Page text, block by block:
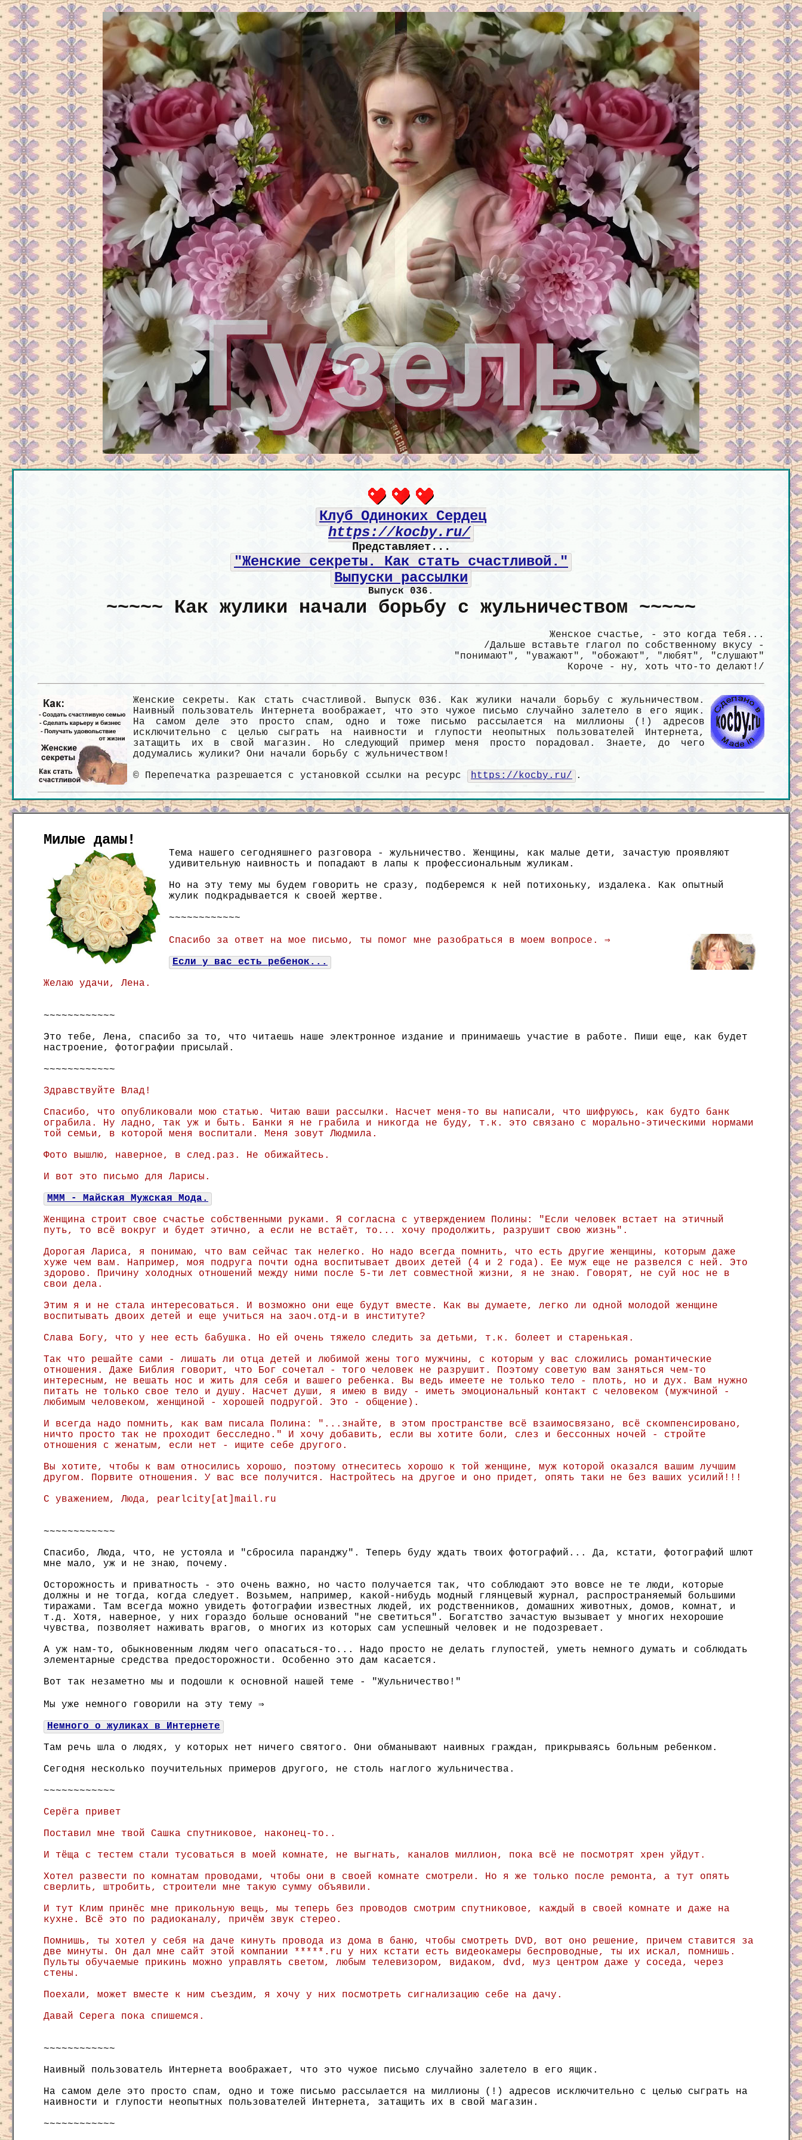
Клуб Одиноких Сердец
https://kocby.ru/
Представляет...
"Женские секреты. Как стать счастливой."
Выпуски рассылки
Выпуск 036.
~~~~~ Как жулики начали борьбу с жульничеством ~~~~~
Женское счастье, - это когда тебя...
/Дальше вставьте глагол по собственному вкусу -
"понимают", "уважают", "обожают", "любят", "слушают"
Короче - ну, хоть что-то делают!/
Женские секреты. Как стать счастливой. Выпуск 036. Как жулики начали борьбу с жульничеством.
Наивный пользователь Интернета воображает, что это чужое письмо случайно залетело в его ящик.
На самом деле это просто спам, одно и тоже письмо рассылается на миллионы (!) адресов
исключительно с целью сыграть на наивности и глупости неопытных пользователей Интернета,
затащить их в свой магазин. Но следующий пример меня просто порадовал. Знаете, до чего
додумались жулики? Они начали борьбу с жульничеством!
© Перепечатка разрешается с установкой ссылки на ресурс
https://kocby.ru/ .
Милые дамы!
Тема нашего сегодняшнего разговора - жульничество. Женщины, как малые дети, зачастую проявляют
удивительную наивность и попадают в лапы к профессиональным жуликам.
Но на эту тему мы будем говорить не сразу, подберемся к ней потихоньку, издалека. Как опытный
жулик подкрадывается к своей жертве.
~~~~~~~~~~~~
Спасибо за ответ на мое письмо, ты помог мне разобраться в моем вопросе. ⇒
Если у вас есть ребенок...
Желаю удачи, Лена.
~~~~~~~~~~~~
Это тебе, Лена, спасибо за то, что читаешь наше электронное издание и принимаешь участие в работе. Пиши еще, как будет
настроение, фотографии присылай.
~~~~~~~~~~~~
Здравствуйте Влад!
Спасибо, что опубликовали мою статью. Читаю ваши рассылки. Насчет меня-то вы написали, что шифруюсь, как будто банк
ограбила. Ну ладно, так уж и быть. Банки я не грабила и никогда не буду, т.к. это связано с морально-этическими нормами
той семьи, в которой меня воспитали. Меня зовут Людмила.
Фото вышлю, наверное, в след.раз. Не обижайтесь.
И вот это письмо для Ларисы.
МММ - Майская Мужская Мода.
Женщина строит свое счастье собственными руками. Я согласна с утверждением Полины: "Если человек встает на этичный
путь, то всё вокруг и будет этично, а если не встаёт, то... хочу продолжить, разрушит свою жизнь".
Дорогая Лариса, я понимаю, что вам сейчас так нелегко. Но надо всегда помнить, что есть другие женщины, которым даже
хуже чем вам. Например, моя подруга почти одна воспитывает двоих детей (4 и 2 года). Ее муж еще не развелся с ней. Это
здорово. Причину холодных отношений между ними после 5-ти лет совместной жизни, я не знаю. Говорят, не суй нос не в
свои дела.
Этим я и не стала интересоваться. И возможно они еще будут вместе. Как вы думаете, легко ли одной молодой женщине
воспитывать двоих детей и еще учиться на заоч.отд-и в институте?
Слава Богу, что у нее есть бабушка. Но ей очень тяжело следить за детьми, т.к. болеет и старенькая.
Так что решайте сами - лишать ли отца детей и любимой жены того мужчины, с которым у вас сложились романтические
отношения. Даже Библия говорит, что Бог сочетал - того человек не разрушит. Поэтому советую вам заняться чем-то
интересным, не вешать нос и жить для себя и вашего ребенка. Вы ведь имеете не только тело - плоть, но и дух. Вам нужно
питать не только свое тело и душу. Насчет души, я имею в виду - иметь эмоциональный контакт с человеком (мужчиной -
любимым человеком, женщиной - хорошей подругой. Это - общение).
И всегда надо помнить, как вам писала Полина: "...знайте, в этом пространстве всё взаимосвязано, всё скомпенсировано,
ничто просто так не проходит бесследно." И хочу добавить, если вы хотите боли, слез и бессонных ночей - стройте
отношения с женатым, если нет - ищите себе другого.
Вы хотите, чтобы к вам относились хорошо, поэтому отнеситесь хорошо к той женщине, муж которой оказался вашим лучшим
другом. Порвите отношения. У вас все получится. Настройтесь на другое и оно придет, опять таки не без ваших усилий!!!
С уважением, Люда, pearlcity[at]mail.ru
~~~~~~~~~~~~
Спасибо, Люда, что, не устояла и "сбросила паранджу". Теперь буду ждать твоих фотографий... Да, кстати, фотографий шлют
мне мало, уж и не знаю, почему.
Осторожность и приватность - это очень важно, но часто получается так, что соблюдают это вовсе не те люди, которые
должны и не тогда, когда следует. Возьмем, например, какой-нибудь модный глянцевый журнал, распространяемый большими
тиражами. Там всегда можно увидеть фотографии известных людей, их родственников, домашних животных, домов, комнат, и
т.д. Хотя, наверное, у них гораздо больше оснований "не светиться". Богатство зачастую вызывает у многих нехорошие
чувства, позволяет наживать врагов, о многих из которых сам успешный человек и не подозревает.
А уж нам-то, обыкновенным людям чего опасаться-то... Надо просто не делать глупостей, уметь немного думать и соблюдать
элементарные средства предосторожности. Особенно это дам касается.
Вот так незаметно мы и подошли к основной нашей теме - "Жульничество!"
Мы уже немного говорили на эту тему ⇒
Немного о жуликах в Интернете
Там речь шла о людях, у которых нет ничего святого. Они обманывают наивных граждан, прикрываясь больным ребенком.
Сегодня несколько поучительных примеров другого, не столь наглого жульничества.
~~~~~~~~~~~~
Серёга привет
Поставил мне твой Сашка спутниковое, наконец-то..
И тёща с тестем стали тусоваться в моей комнате, не выгнать, каналов миллион, пока всё не посмотрят хрен уйдут.
Хотел развести по комнатам проводами, чтобы они в своей комнате смотрели. Но я же только после ремонта, а тут опять
сверлить, штробить, строители мне такую сумму объявили.
И тут Клим принёс мне прикольную вещь, мы теперь без проводов смотрим спутниковое, каждый в своей комнате и даже на
кухне. Всё это по радиоканалу, причём звук стерео.
Помнишь, ты хотел у себя на даче кинуть провода из дома в баню, чтобы смотреть DVD, вот оно решение, причем ставится за
две минуты. Он дал мне сайт этой компании *****.ru у них кстати есть видеокамеры беспроводные, ты их искал, помнишь.
Пульты обучаемые прикинь можно управлять светом, любым телевизором, видаком, dvd, муз центром даже у соседа, через
стены.
Поехали, может вместе к ним съездим, я хочу у них посмотреть сигнализацию себе на дачу.
Давай Серега пока спишемся.
~~~~~~~~~~~~
Наивный пользователь Интернета воображает, что это чужое письмо случайно залетело в его ящик.
На самом деле это просто спам, одно и тоже письмо рассылается на миллионы (!) адресов исключительно с целью сыграть на
наивности и глупости неопытных пользователей Интернета, затащить их в свой магазин.
~~~~~~~~~~~~